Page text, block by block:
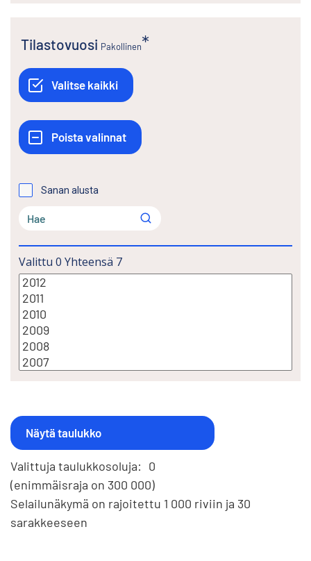
Tilastovuosi Pakollinen
Sanan alusta
Valittu 0 Yhteensä 7
Valittuja taulukkosoluja: 0
(enimmäisraja on 300 000)
Selailunäkymä on rajoitettu 1 000 riviin ja 30
sarakkeeseen